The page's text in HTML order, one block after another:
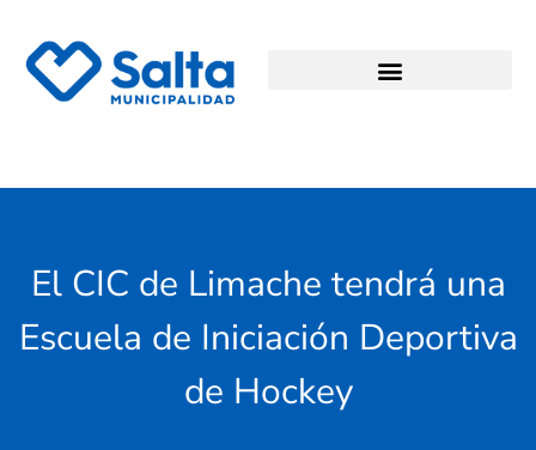
El CIC de Limache tendrá una
Escuela de Iniciación Deportiva
de Hockey